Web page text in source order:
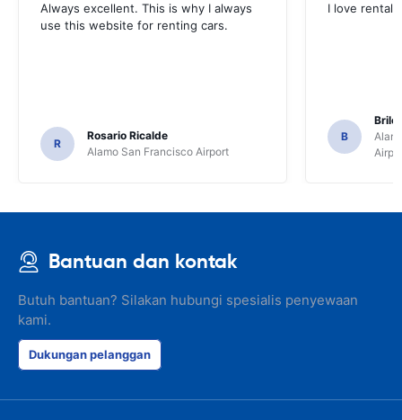
Always excellent. This is why I always
use this website for renting cars.
R
Rosario Ricalde
Alamo San Francisco Airport
I love rental
B
Bantuan dan kontak
Butuh bantuan? Silakan hubungi spesialis penyewaan
kami.
Dukungan pelanggan